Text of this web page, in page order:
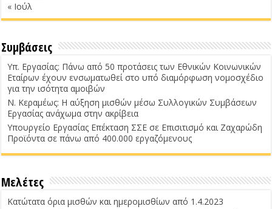
« Ιούλ
Συμβάσεις
Υπ. Εργασίας: Πάνω από 50 προτάσεις των Εθνικών Κοινωνικών
Εταίρων έχουν ενσωματωθεί στο υπό διαμόρφωση νομοσχέδιο
για την ισότητα αμοιβών
Ν. Κεραμέως: Η αύξηση μισθών μέσω Συλλογικών Συμβάσεων
Εργασίας ανάχωμα στην ακρίβεια
Υπουργείο Εργασίας Επέκταση ΣΣΕ σε Επισιτισμό και Ζαχαρώδη
Προϊόντα σε πάνω από 400.000 εργαζόμενους
Μελέτες
Κατώτατα όρια μισθών και ημερομισθίων από 1.4.2023